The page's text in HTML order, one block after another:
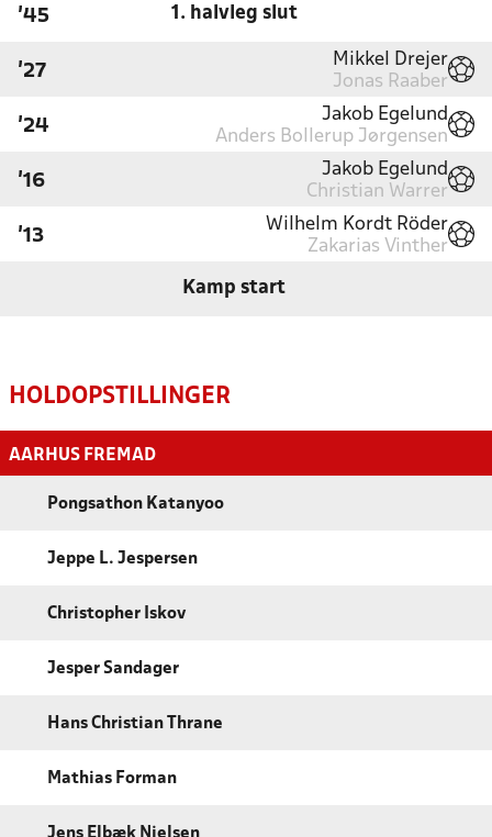
'45 1. halvleg slut
'27
Mikkel Drejer
Jonas Raaber
'24
Jakob Egelund
Anders Bollerup Jørgensen
'16
Jakob Egelund
Christian Warrer
'13
Wilhelm Kordt Röder
Zakarias Vinther
Kamp start
HOLDOPSTILLINGER
AARHUS FREMAD
Pongsathon Katanyoo
Jeppe L. Jespersen
Christopher Iskov
Jesper Sandager
Hans Christian Thrane
Mathias Forman
Jens Elbæk Nielsen